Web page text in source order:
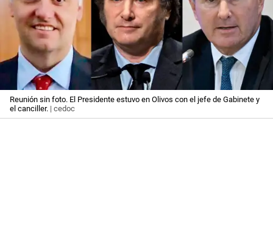
Reunión sin foto. El Presidente estuvo en Olivos con el jefe de Gabinete y
el canciller. | cedoc